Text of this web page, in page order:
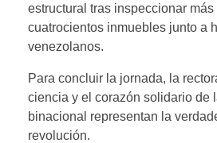
estructural tras inspeccionar más
cuatrocientos inmuebles junto a
venezolanos.
Para concluir la jornada, la
ciencia y el corazón solidario de
binacional representan la
revolución.